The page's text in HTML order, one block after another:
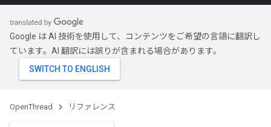
Google は AI 技術を使用して、コンテンツをご希望の言語に翻訳し
ています。AI 翻訳には誤りが含まれる場合があります。
OpenThread リファレンス